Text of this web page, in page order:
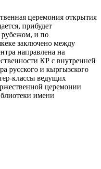
церемония открытия
прибудет
рубежом, и по
заключено между
направлена на
КР с внутренней
русского и кыргызского
классы ведущих
церемонии
имени